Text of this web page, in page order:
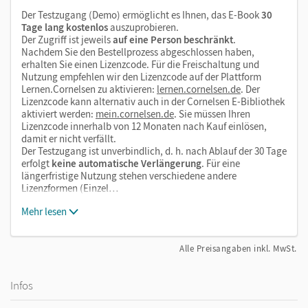
Aufgaben
Glossare zu jedem Kapitel
Der Testzugang (Demo) ermöglicht es Ihnen, das E-Book30
Tage lang kostenlosauszuprobieren.
Der Zugriff ist jeweilsauf eine Person beschränkt.
Nachdem Sie den Bestellprozess abgeschlossen haben,
erhalten Sie einen Lizenzcode. Für die Freischaltung und
Nutzung empfehlen wir den Lizenzcode auf der Plattform
Lernen.Cornelsen zu aktivieren: lernen.cornelsen.de. Der
Lizenzcode kann alternativ auch in der Cornelsen E-Bibliothek
aktiviert werden: mein.cornelsen.de. Sie müssen Ihren
Lizenzcode innerhalb von 12 Monaten nach Kauf einlösen,
damit er nicht verfällt.
Der Testzugang ist unverbindlich, d. h. nach Ablauf der 30 Tage
erfolgt keine automatische Verlängerung. Für eine
längerfristige Nutzung stehen verschiedene andere
Lizenzformen (Einzel…
Mehr lesen
Alle Preisangaben inkl. MwSt.
Infos